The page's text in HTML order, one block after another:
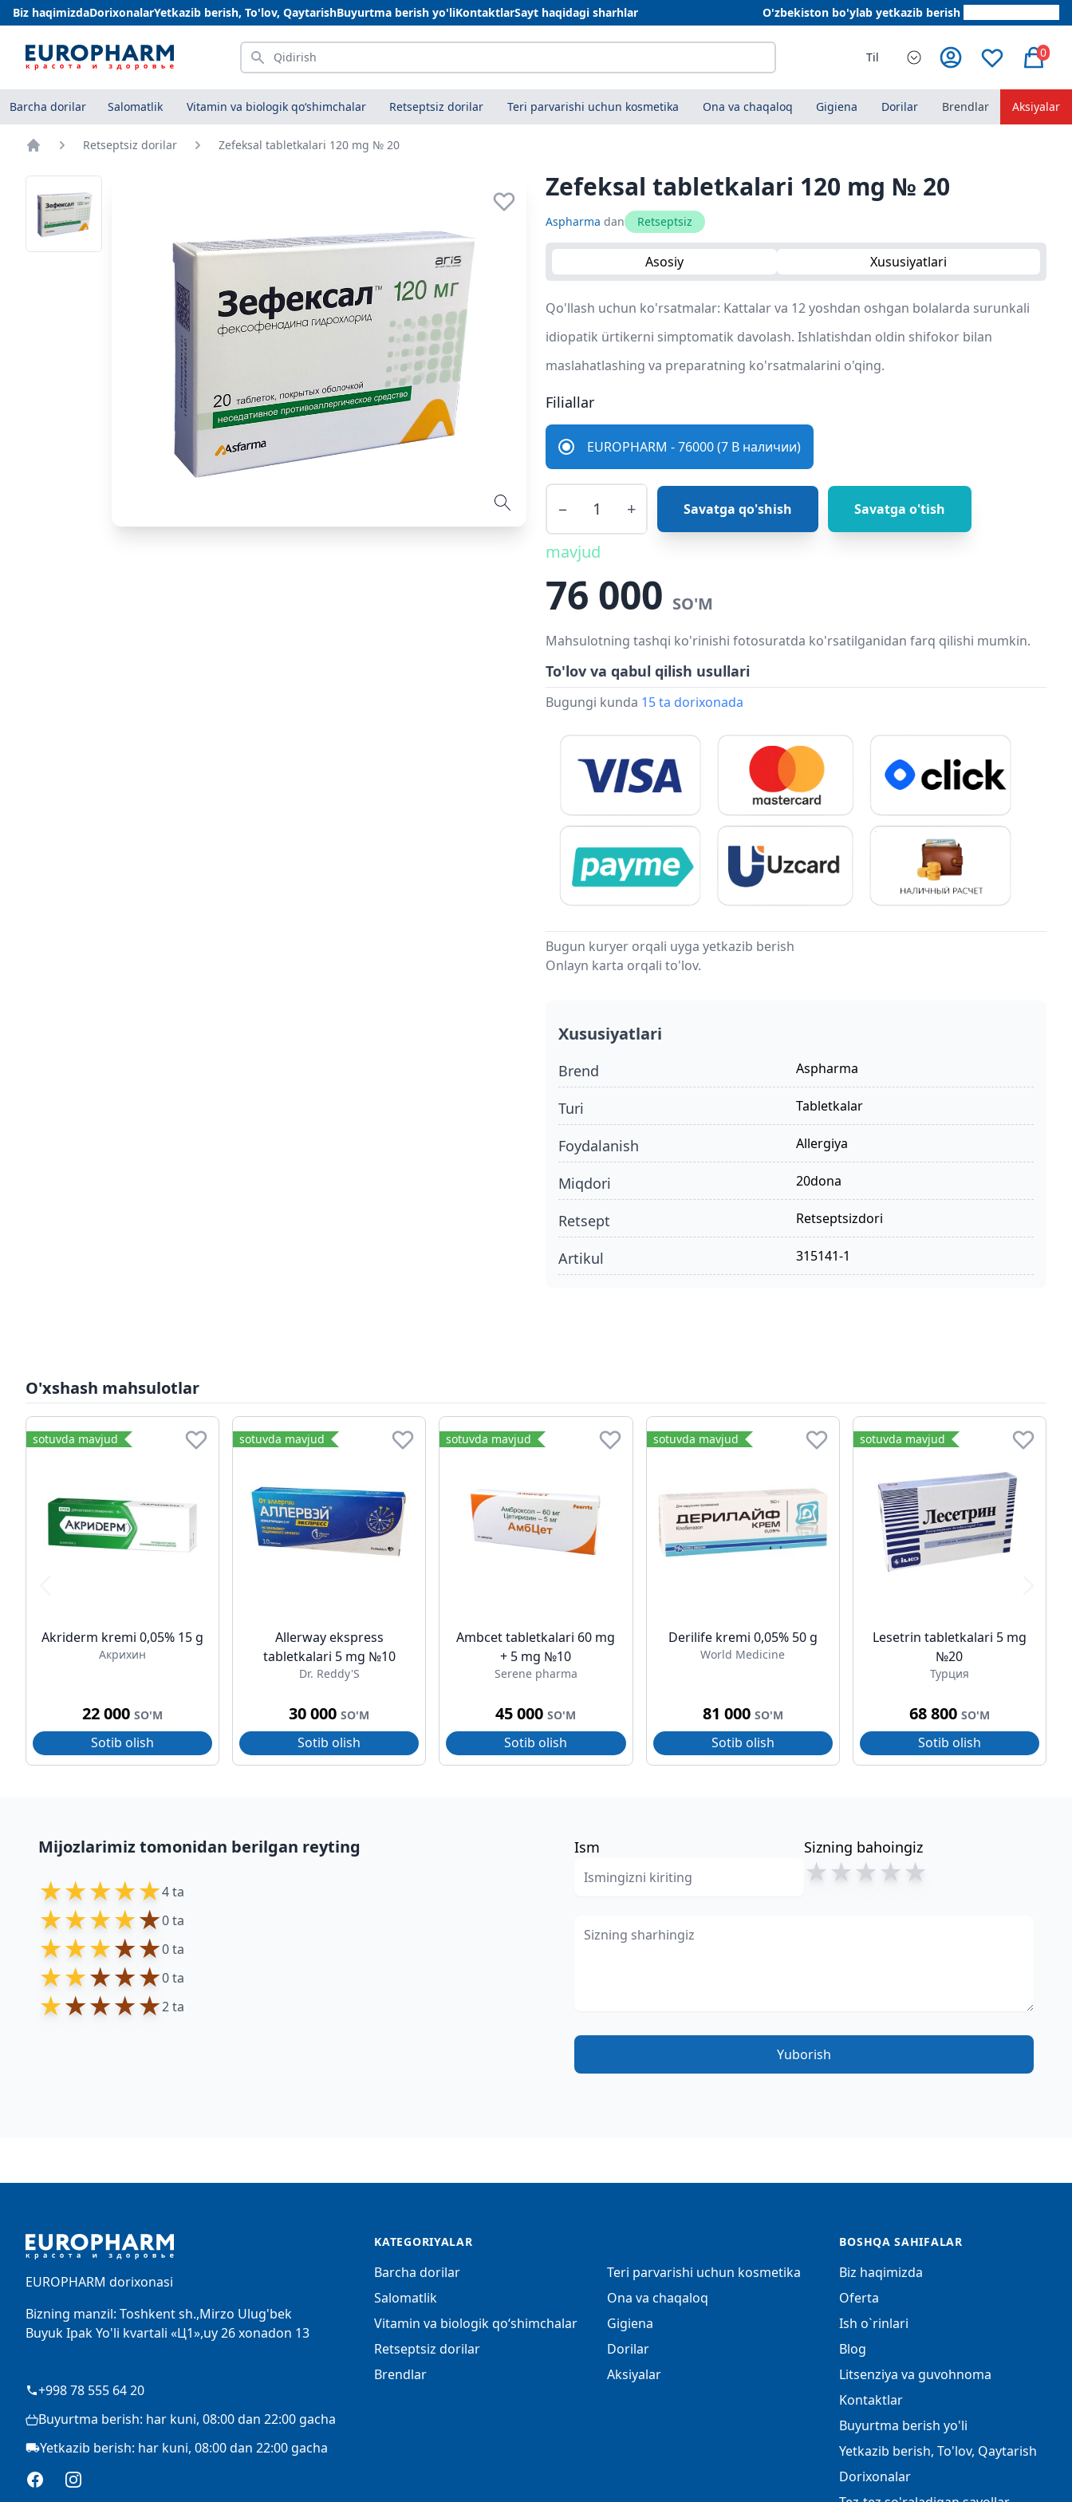
Biz haqimizdaDorixonalarYetkazib berish, To'lov, QaytarishBuyurtma berish yo'liKontaktlarSayt haqidagi sharhlar O'zbekiston bo'ylab yetkazib berish
Qidirish Til 0
Barcha dorilar Salomatlik Vitamin va biologik qo‘shimchalar Retseptsiz dorilar Teri parvarishi uchun kosmetika Ona va chaqaloq Gigiena Dorilar Brendlar Aksiyalar
Retseptsiz dorilar Zefeksal tabletkalari 120 mg № 20
Zefeksal tabletkalari 120 mg № 20
Aspharma dan Retseptsiz
Asosiy Xususiyatlari
Qo'llash uchun ko'rsatmalar: Kattalar va 12 yoshdan oshgan bolalarda surunkali
idiopatik ürtikerni simptomatik davolash. Ishlatishdan oldin shifokor bilan
maslahatlashing va preparatning ko'rsatmalarini o'qing.
Filiallar
EUROPHARM - 76000 (7 В наличии)
− + Savatga qo'shish Savatga o'tish
mavjud
76 000 SO'M
Mahsulotning tashqi ko'rinishi fotosuratda ko'rsatilganidan farq qilishi mumkin.
To'lov va qabul qilish usullari
Bugungi kunda 15 ta dorixonada
Bugun kuryer orqali uyga yetkazib berish
Onlayn karta orqali to'lov.
Xususiyatlari
Brend Aspharma
turi tabletkalar
foydalanish allergiya
miqdori 20dona
retsept retseptsizdori
Artikul 315141-1
O'xshash mahsulotlar
sotuvda mavjud
Akriderm kremi 0,05% 15 g
Акрихин
22 000SO'M
Sotib olish
sotuvda mavjud
Allerway ekspress
tabletkalari 5 mg №10
Dr. Reddy'S
30 000SO'M
Sotib olish
sotuvda mavjud
Ambcet tabletkalari 60 mg
+ 5 mg №10
Serene pharma
45 000SO'M
Sotib olish
sotuvda mavjud
Derilife kremi 0,05% 50 g
World Medicine
81 000 SO'M
Sotib olish
sotuvda mavjud
Lesetrin tabletkalari 5 mg
№20
Турция
68 800 SO'M
Sotib olish
Mijozlarimiz tomonidan berilgan reyting
★★★★★4 ta
★★★★★0 ta
★★★★★0 ta
★★★★★0 ta
★★★★★2 ta
Ism Sizning bahoingiz
★★★★★
Yuborish
EUROPHARM dorixonasi
Bizning manzil: Toshkent sh.,Mirzo Ulug'bek
Buyuk Ipak Yo'li kvartali «Ц1»,uy 26 xonadon 13
+998 78 555 64 20
Buyurtma berish: har kuni, 08:00 dan 22:00 gacha
Yetkazib berish: har kuni, 08:00 dan 22:00 gacha
FacebookInstagram
KATEGORIYALAR
Barcha dorilar
Salomatlik
Vitamin va biologik qo‘shimchalar
Retseptsiz dorilar
Brendlar
Teri parvarishi uchun kosmetika
Ona va chaqaloq
Gigiena
Dorilar
Aksiyalar
BOSHQA SAHIFALAR
Biz haqimizda
Oferta
Ish o`rinlari
Blog
Litsenziya va guvohnoma
Kontaktlar
Buyurtma berish yo'li
Yetkazib berish, To'lov, Qaytarish
Dorixonalar